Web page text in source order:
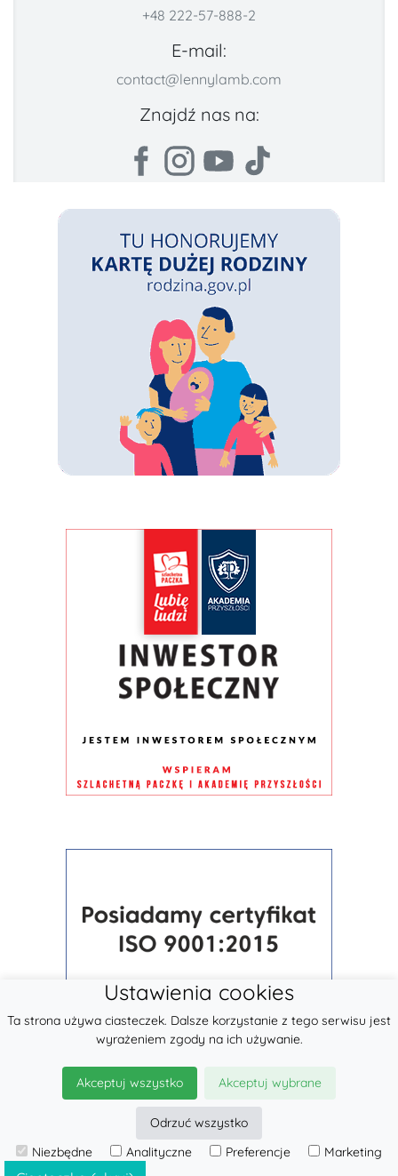
+48 222-57-888-2
E-mail:
contact@lennylamb.com
Znajdź nas na:
© 2026LennyLamb sp. z o.o.
Ustawienia cookies
Ta strona używa ciasteczek. Dalsze korzystanie z tego serwisu jest
wyrażeniem zgody na ich używanie.
Akceptuj wszystko Akceptuj wybrane
Odrzuć wszystko
Niezbędne
Analityczne Preferencje Marketing